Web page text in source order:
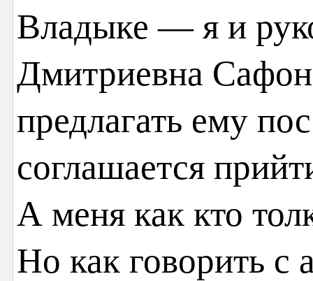
Владыке — я и
Дмитриевна
предлагать ему
соглашается
А меня как кто
Но как говорить с